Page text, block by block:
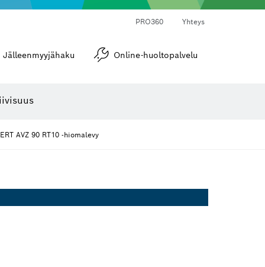
PRO360 Yhteys
Jälleenmyyjähaku Online-huoltopalvelu
AVZ 90 RT10 -hiomalevy